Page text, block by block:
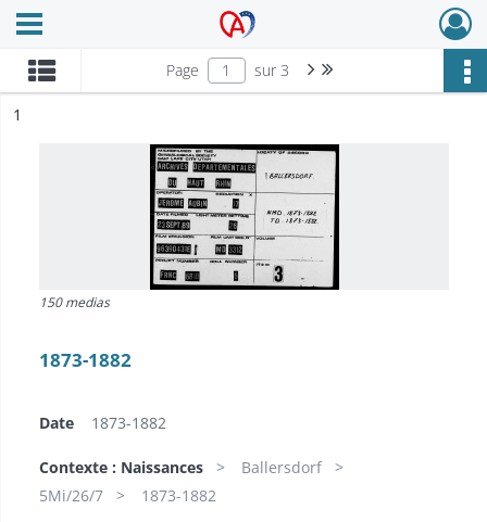
Archives Alsace - Colmar
Ouvrir le menu déroulant
Page sur 3 Page suivante : 1/3
n°
1
150 medias
1873-1882
Date 1873-1882
Contexte : Naissances
Ballersdorf
5Mi/26/7
1873-1882